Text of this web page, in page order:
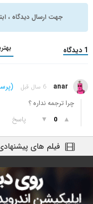
جهت ارسال دیدگاه ،
1 دیدگاه
anar 6 سال قبل
چرا ترجمه نداره ؟
▲
0
▼ پاسخ
فیلم های